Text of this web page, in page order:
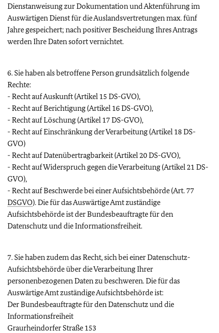
Dienstanweisung zur Dokumentation und Aktenführung im
Auswärtigen Dienst für die Auslandsvertretungen max. fünf
Jahre gespeichert; nach positiver Bescheidung Ihres Antrags
werden Ihre Daten sofort vernichtet.
6. Sie haben als betroffene Person grundsätzlich folgende
Rechte:
- Recht auf Auskunft (Artikel 15 DS-GVO),
- Recht auf Berichtigung (Artikel 16 DS-GVO),
- Recht auf Löschung (Artikel 17 DS-GVO),
- Recht auf Einschränkung der Verarbeitung (Artikel 18 DS-
GVO)
- Recht auf Datenübertragbarkeit (Artikel 20 DS-GVO),
- Recht auf Widerspruch gegen die Verarbeitung (Artikel 21 DS-
GVO),
- Recht auf Beschwerde bei einer Aufsichtsbehörde (Art. 77
DSGVO). Die für das Auswärtige Amt zuständige
Aufsichtsbehörde ist der Bundesbeauftragte für den
Datenschutz und die Informationsfreiheit.
7. Sie haben zudem das Recht, sich bei einer Datenschutz-
Aufsichtsbehörde über die Verarbeitung Ihrer
personenbezogenen Daten zu beschweren. Die für das
Auswärtige Amt zuständige Aufsichtsbehörde ist:
Der Bundesbeauftragte für den Datenschutz und die
Informationsfreiheit
Graurheindorfer Straße 153